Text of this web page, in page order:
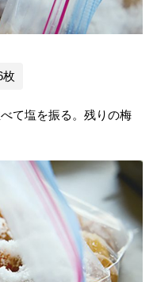
枚
て塩を振る。残りの梅